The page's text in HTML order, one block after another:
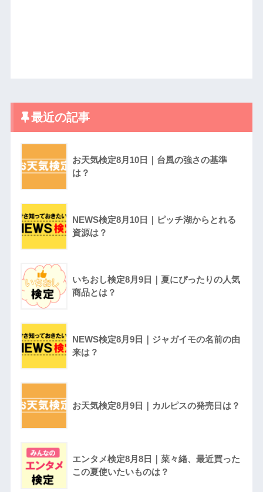
最近の記事
お天気検定8月10日｜台風の強さの基準
は？
NEWS検定8月10日｜ピッチ湖からとれる
資源は？
いちおし検定8月9日｜夏にぴったりの人気
商品とは？
NEWS検定8月9日｜ジャガイモの名前の由
来は？
お天気検定8月9日｜カルピスの発売日は？
エンタメ検定8月8日｜菜々緒、最近買った
この夏使いたいものは？